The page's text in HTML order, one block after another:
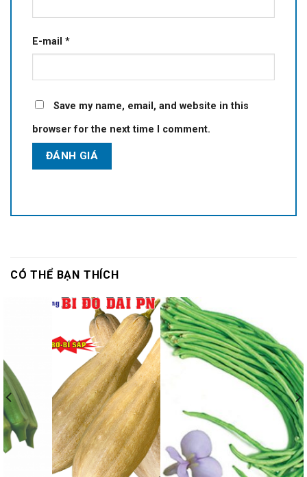
E-mail *
Save my name, email, and website in this
browser for the next time I comment.
CÓ THỂ BẠN THÍCH